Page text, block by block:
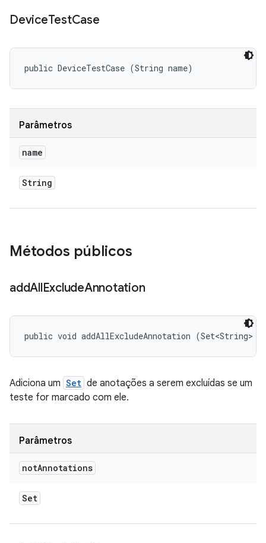
DeviceTestCase
public DeviceTestCase (String name)
Parâmetros
name
String
Métodos públicos
addAllExcludeAnnotation
public void addAllExcludeAnnotation (Set<String>
Adiciona um Set de anotações a serem excluídas se um
teste for marcado com ele.
Parâmetros
notAnnotations
Set